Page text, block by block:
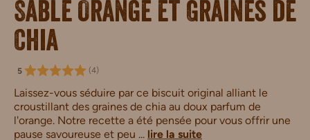
Sablé Orange et Graines de
Chia
5 (4)
Laissez-vous séduire par ce biscuit original alliant le
croustillant des graines de chia au doux parfum de
l'orange. Notre recette a été pensée pour vous offrir une
pause savoureuse et peu ... lire la suite